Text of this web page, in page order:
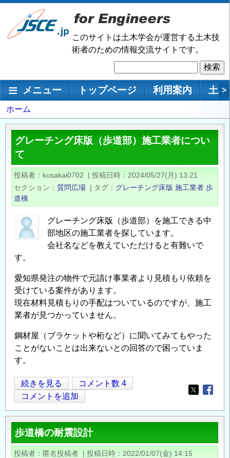
メ
ン
移
このサイトは土木学会が運営する土木技
術者のための情報交流サイトです。
索
メインナビゲーション
メニュー トップページ 利用案内 土 >
パ
ン
く
ず
ホーム
グレーチング床版（歩道部）施工業者につい
て
投稿者 kosakai0702 | 投稿日時
2024/05/27(月) 13:21
セクション
質問広場 | タグ グレーチング床版 施工業者 歩
道橋
グレーチング床版（歩道部）を施工できる中
部地区の施工業者を探しています。
会社名などを教えていただけると有難いで
す。
愛知県発注の物件で元請け事業者より見積もり依頼を
受けている案件があります。
現在材料見積もりの手配はついているのですが、施工
業者が見つかっていません。
鋼材屋（ブラケットや桁など）に聞いてみてもやった
ことがないことは出来ないとの回答ので困っていま
す。
グ
レ
ー
チ
ン
グ
続きを見る
コメント数 4
コメントを追加
Opens in
歩道橋の耐震設計
投稿者 匿名投稿者 | 投稿日時
2022/01/07(金) 14:15